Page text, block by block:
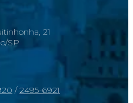
21
SP
/2495-6921